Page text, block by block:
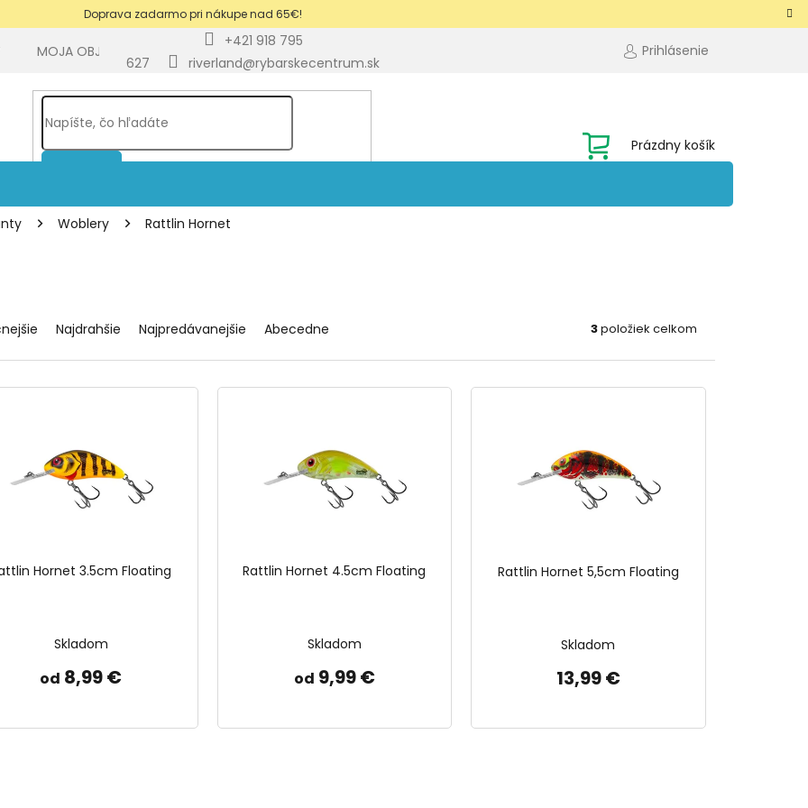
Doprava zadarmo pri nákupe nad 65€!
+421 918 795
627
riverland@rybarskecentrum.sk
MOJA OBJEDNÁVKA BLOG Prihlásenie
NÁKUPNÝ
KOŠÍK
Prázdny košík
Woblery Rattlin Hornet
Najdrahšie Najpredávanejšie Abecedne 3položiek celkom
Hornet 3.5cm Floating
Skladom
od 8,99 €
Rattlin Hornet 4.5cm Floating
Skladom
od 9,99 €
Rattlin Hornet 5,5cm Floating
Skladom
13,99 €